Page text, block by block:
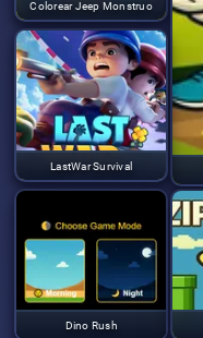
Colorear Jeep Monstruo
LastWar Survival
Dino Rush